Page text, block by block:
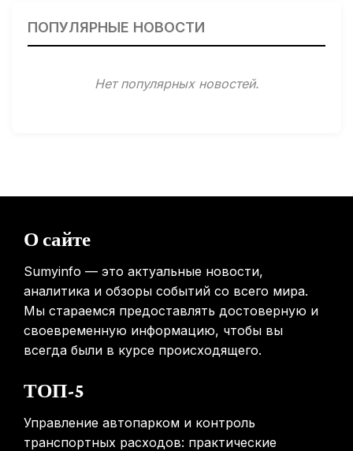
31.01.2026
мобильных телефонов на здоровье
перемещаться между этажами
ПОПУЛЯРНЫЕ НОВОСТИ
Нет популярных новостей.
О сайте
Sumyinfo — это актуальные новости,
аналитика и обзоры событий со всего мира.
Мы стараемся предоставлять достоверную и
своевременную информацию, чтобы вы
всегда были в курсе происходящего.
ТОП-5
Управление автопарком и контроль
транспортных расходов: практические